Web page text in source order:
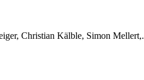
, Christian Kälble, Simon Mellert,.